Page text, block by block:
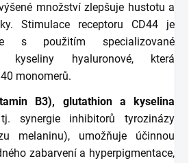
množství zlepšuje hustotu a
Stimulace receptoru CD44 je
s použitím specializované
kyseliny hyaluronové, která
monomerů.
B3), glutathion a kyselina
synergie inhibitorů tyrozinázy
melaninu), umožňuje účinnou
zabarvení a hyperpigmentace,